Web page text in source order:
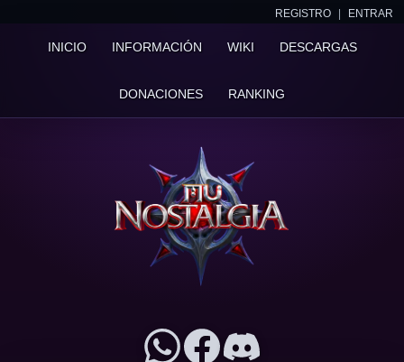
REGISTRO ENTRAR
INICIO INFORMACIÓN WIKI DESCARGAS
DONACIONES RANKING